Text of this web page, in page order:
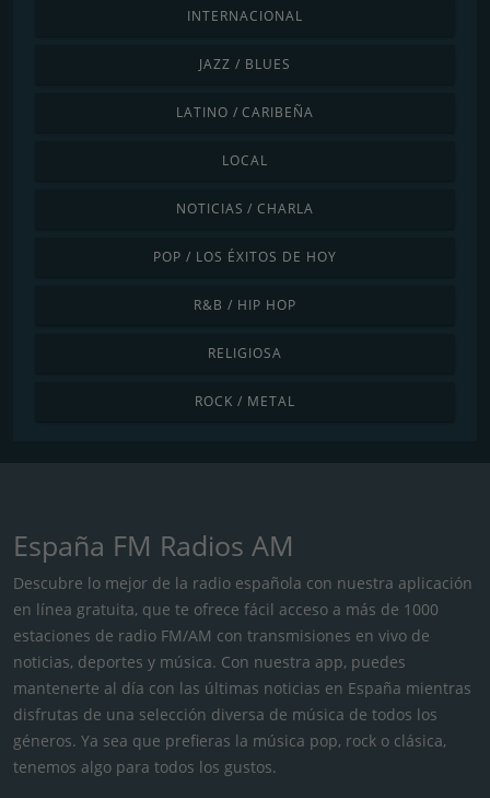
INTERNACIONAL
JAZZ / BLUES
LATINO / CARIBEÑA
LOCAL
NOTICIAS / CHARLA
POP / LOS ÉXITOS DE HOY
R&B / HIP HOP
RELIGIOSA
ROCK / METAL
España FM Radios AM
Descubre lo mejor de la radio española con nuestra aplicación
en línea gratuita, que te ofrece fácil acceso a más de 1000
estaciones de radio FM/AM con transmisiones en vivo de
noticias, deportes y música. Con nuestra app, puedes
mantenerte al día con las últimas noticias en España mientras
disfrutas de una selección diversa de música de todos los
géneros. Ya sea que prefieras la música pop, rock o clásica,
tenemos algo para todos los gustos.